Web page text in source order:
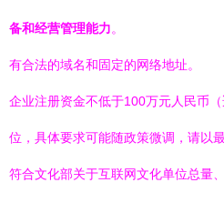
备和经营管理能力。
有合法的域名和固定的网络地址。
企业注册资金不低于100万元人民币
位，具体要求可能随政策微调，请以
符合文化部关于互联网文化单位总量